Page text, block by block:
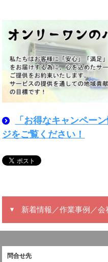
「お得なキャンペー
ジをご覧ください！
新着情報／作業事例／会
問合せ先